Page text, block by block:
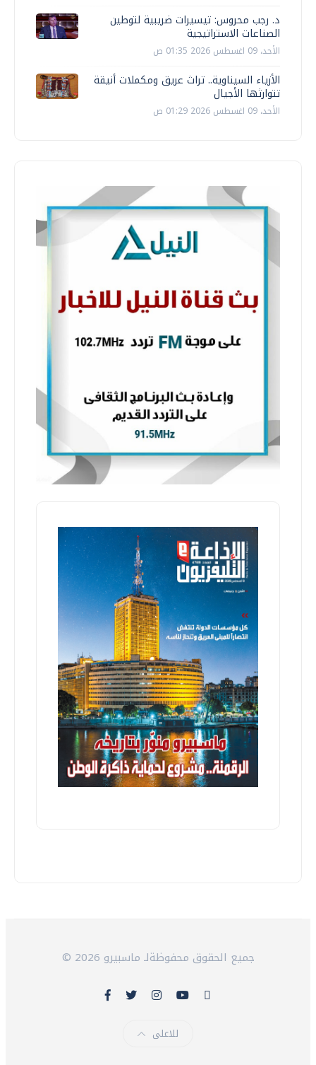
د. رجب محروس: تيسيرات ضريبية لتوطين
الصناعات الاستراتيجية
الأحد، 09 اغسطس 2026 01:35 ص
الأزياء السيناوية.. تراث عريق ومكملات أنيقة
تتوارثها الأجيال
الأحد، 09 اغسطس 2026 01:29 ص
© 2026 جميع الحقوق محفوظةلـ ماسبيرو
للاعلى